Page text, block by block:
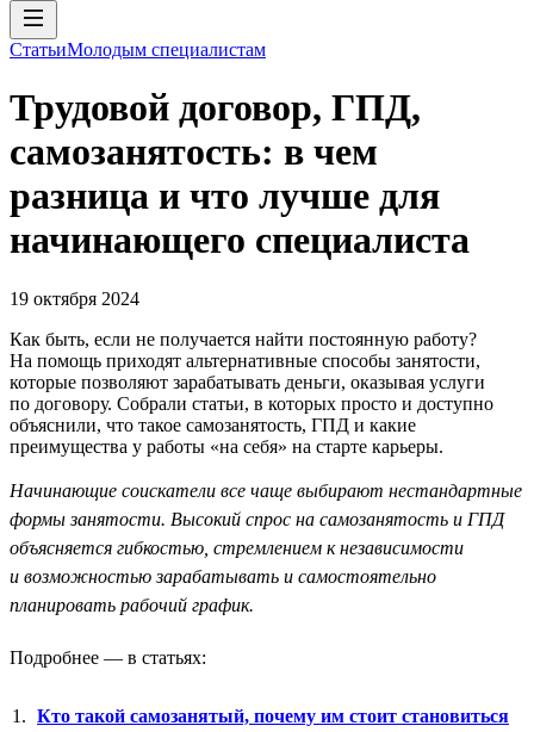
СтатьиМолодым специалистам
Трудовой договор, ГПД,
самозанятость: в чем
разница и что лучше для
начинающего специалиста
19 октября 2024
Как быть, если не получается найти постоянную работу?
На помощь приходят альтернативные способы занятости,
которые позволяют зарабатывать деньги, оказывая услуги
по договору. Собрали статьи, в которых просто и доступно
объяснили, что такое самозанятость, ГПД и какие
преимущества у работы «на себя» на старте карьеры.
Начинающие соискатели все чаще выбирают нестандартные
формы занятости. Высокий спрос на самозанятость и ГПД
объясняется гибкостью, стремлением к независимости
и возможностью зарабатывать и самостоятельно
планировать рабочий график.
Подробнее — в статьях:
Кто такой самозанятый, почему им стоит становиться